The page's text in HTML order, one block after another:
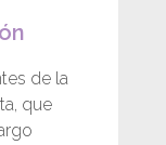
de la
que